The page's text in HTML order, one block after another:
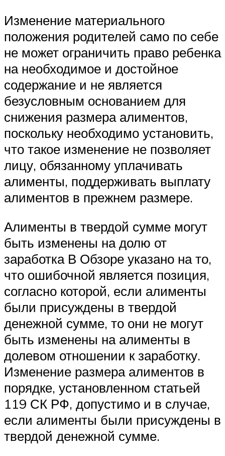
Изменение материального
положения родителей само по себе
не может ограничить право ребенка
на необходимое и достойное
содержание и не является
безусловным основанием для
снижения размера алиментов,
поскольку необходимо установить,
что такое изменение не позволяет
лицу, обязанному уплачивать
алименты, поддерживать выплату
алиментов в прежнем размере.
Алименты в твердой сумме могут
быть изменены на долю от
заработка В Обзоре указано на то,
что ошибочной является позиция,
согласно которой, если алименты
были присуждены в твердой
денежной сумме, то они не могут
быть изменены на алименты в
долевом отношении к заработку.
Изменение размера алиментов в
порядке, установленном статьей
119 СК РФ, допустимо и в случае,
если алименты были присуждены в
твердой денежной сумме.